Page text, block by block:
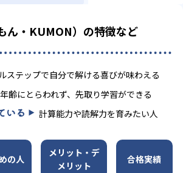
ん・KUMON）の特徴など
ステップで自分で解ける喜びが味わえる
齢にとらわれず、先取り学習ができる
いる
計算能力や読解力を育みたい人
の人
メリット・デ
メリット
合格実績